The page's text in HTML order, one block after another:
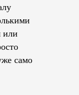
или
само